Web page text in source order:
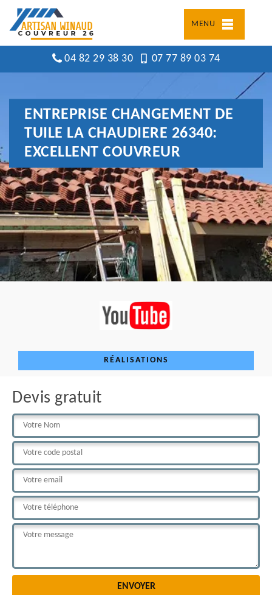
MENU
04 82 29 38 30 07 77 89 03 74
ENTREPRISE CHANGEMENT DE
TUILE LA CHAUDIERE 26340:
EXCELLENT COUVREUR
RÉALISATIONS
Devis gratuit